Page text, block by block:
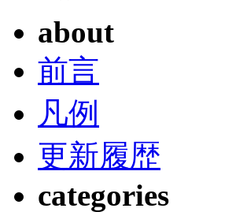
about
前言
凡例
更新履歴
categories